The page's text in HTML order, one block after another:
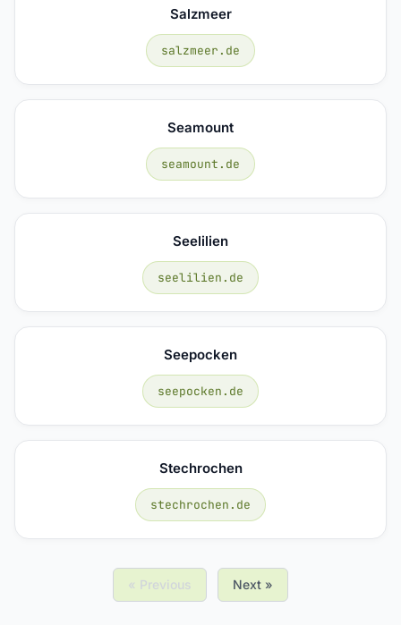
Salzmeer
salzmeer.de
Seamount
seamount.de
Seelilien
seelilien.de
Seepocken
seepocken.de
Stechrochen
stechrochen.de
« Previous Next »